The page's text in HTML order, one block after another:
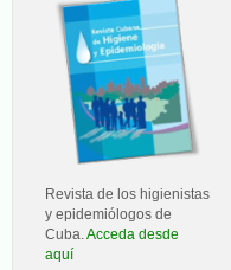
Revista de los higienistas
y epidemiólogos de
Cuba.Acceda desde
aquí